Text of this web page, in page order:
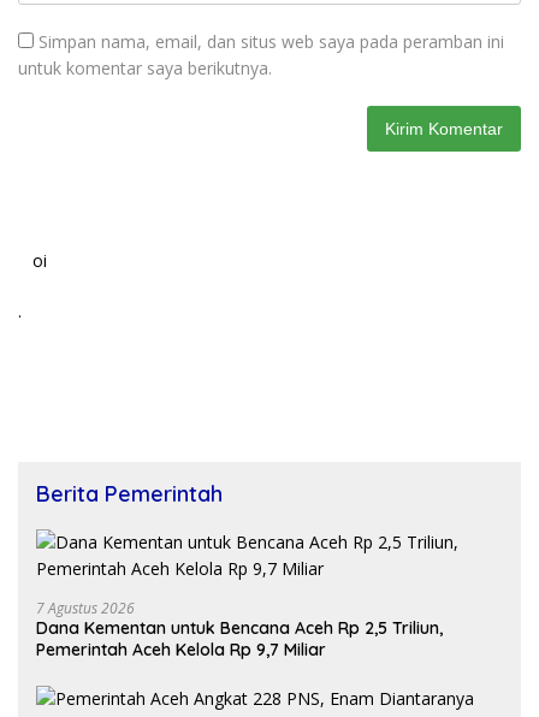
Simpan nama, email, dan situs web saya pada peramban ini
untuk komentar saya berikutnya.
oi
.
Berita Pemerintah
7 Agustus 2026
Dana Kementan untuk Bencana Aceh Rp 2,5 Triliun,
Pemerintah Aceh Kelola Rp 9,7 Miliar